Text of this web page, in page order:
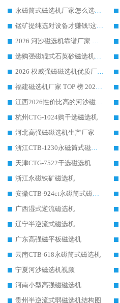
永磁筒式磁选机厂家怎么选?14 年老厂华体会手机网页版-华体会(中国) 凭实力出圈，这 5 大优势太圈粉
锰矿提纯选对设备才赚钱!这家临朐厂家的强磁辊磁选机凭啥成行业标杆?
2026 河沙磁选机靠谱厂家 华体会手机网页版-华体会(中国) 临朐大厂实地测评
选购强磁辊式石英砂磁选机技巧 实体源头厂家认准华体会手机网页版-华体会(中国)
2026 权威强磁磁选机优质厂家推荐：潍坊华体会手机网页版-华体会(中国) 凭实力领跑工业除铁提纯赛道
福建磁选机厂家 TOP 榜 2026：华体会手机网页版-华体会(中国) 凭 18000GS 强磁技术稳坐第一，这 5 家闭眼选不踩坑
江西2026性价比高的河沙磁选机生产厂家工作原理(通俗 + 专业双版，适配产品文案/介绍使用)
杭州CTG-1024购干选磁选机
河北高强磁磁选机生产厂家
浙江CTB-1230永磁筒式磁选机生产厂家
天津CTG-7522干选磁选机
浙江永磁铁矿磁选机
安徽CTB-924ct永磁筒式磁选机
广西湿式逆流磁选机
辽宁半逆流式磁选机
广东高强磁平板磁选机
云南CTB-618永磁筒式磁选机
宁夏河沙磁选机视频
河南小型高强磁磁选机
贵州半逆流式弱磁选机结构图